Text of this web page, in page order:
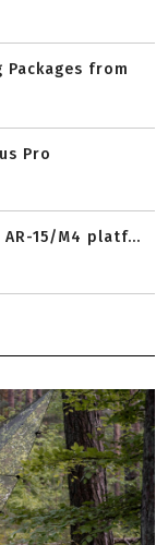
from
Pro
15/M4 platf...